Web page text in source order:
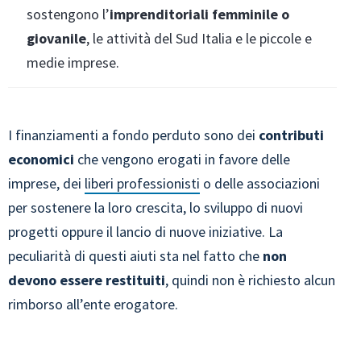
sostengono l’imprenditoriali femminile o
giovanile, le attività del Sud Italia e le piccole e
medie imprese.
I finanziamenti a fondo perduto sono dei contributi
economici che vengono erogati in favore delle
imprese, dei liberi professionisti o delle associazioni
per sostenere la loro crescita, lo sviluppo di nuovi
progetti oppure il lancio di nuove iniziative. La
peculiarità di questi aiuti sta nel fatto che non
devono essere restituiti, quindi non è richiesto alcun
rimborso all’ente erogatore.